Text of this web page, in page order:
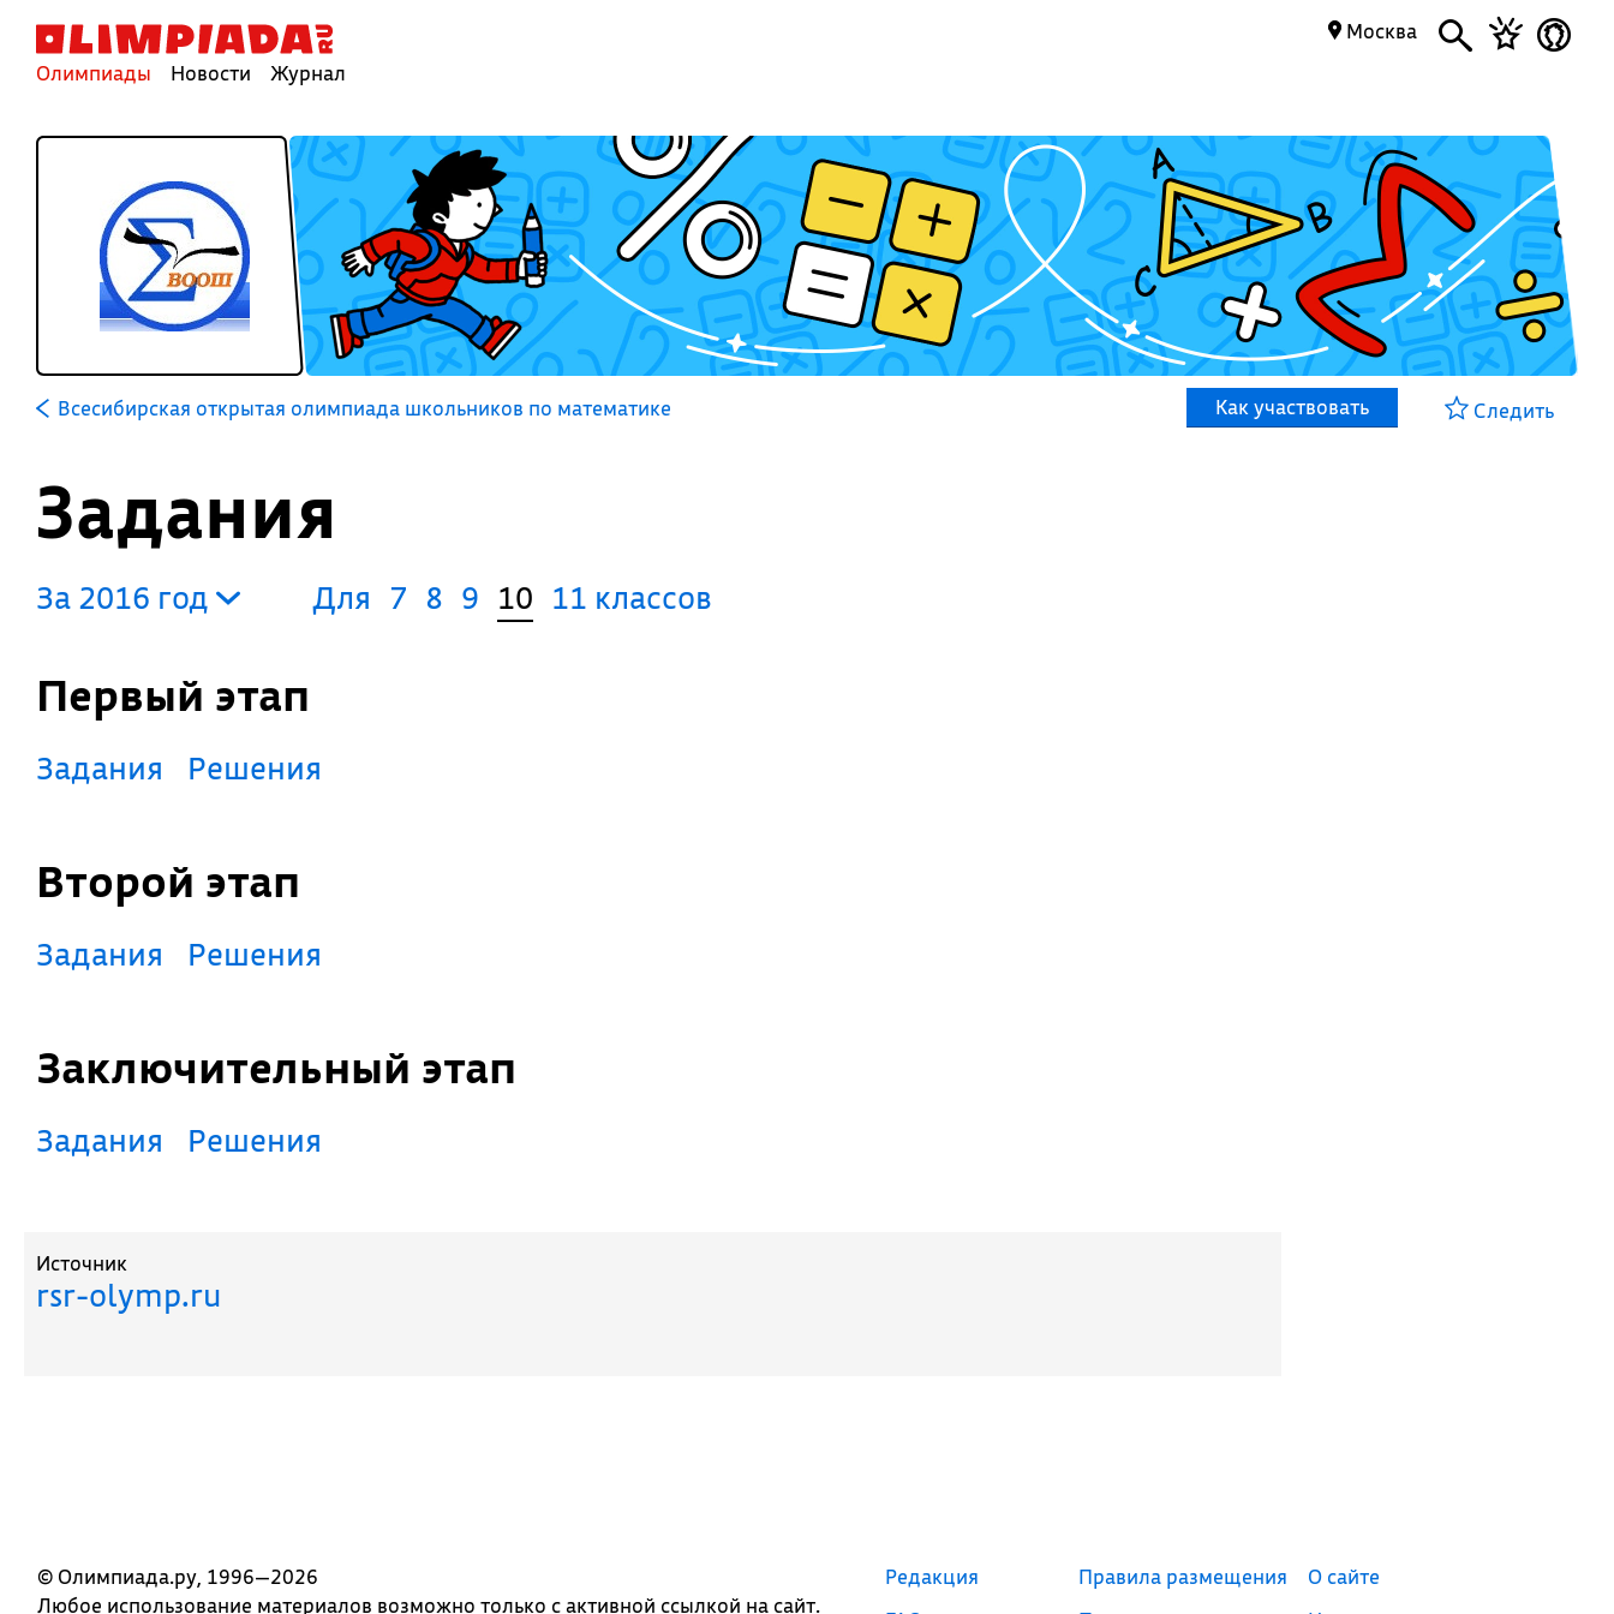
Олимпиады Новости Журнал
Москва
Всесибирская открытая олимпиада школьников по математике Как участвовать Следить
Задания
За 2016 год Для 7 8 9 10 11 классов
Первый этап
Задания Решения
Второй этап
Задания Решения
Заключительный этап
Задания Решения
Источник
rsr-olymp.ru
© Олимпиада.ру, 1996—2026
Любое использование материалов возможно только с активной ссылкой на сайт.
Редакция
Правила размещения
О сайте